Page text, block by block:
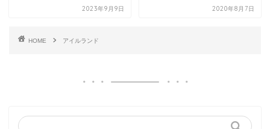
2023年9月9日 2020年8月7日
HOME アイルランド